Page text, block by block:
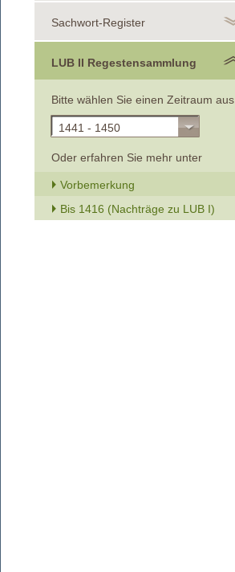
Sachwort-Register
LUB II Regestensammlung
Bitte wählen Sie einen Zeitraum aus.
1441 - 1450
Oder erfahren Sie mehr unter
Vorbemerkung
Bis 1416 (Nachträge zu LUB I)